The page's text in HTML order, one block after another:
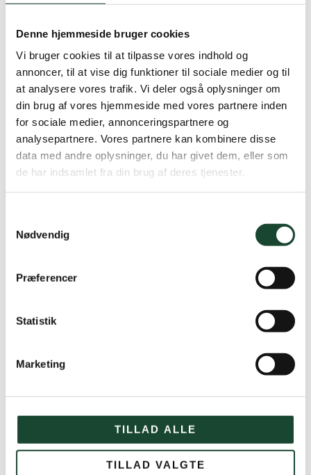
Denne hjemmeside bruger cookies
Vi bruger cookies til at tilpasse vores indhold og
annoncer, til at vise dig funktioner til sociale medier og til
at analysere vores trafik. Vi deler også oplysninger om
din brug af vores hjemmeside med vores partnere inden
for sociale medier, annonceringspartnere og
analysepartnere. Vores partnere kan kombinere disse
data med andre oplysninger, du har givet dem, eller som
de har indsamlet fra din brug af deres tjenester.
Nødvendig
Præferencer
Statistik
Marketing
TILLAD ALLE
TILLAD VALGTE